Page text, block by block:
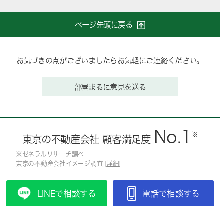
ページ先頭に戻る
お気づきの点がございましたらお気軽にご連絡ください。
部屋まるに意見を送る
東京の不動産会社 顧客満足度 No.1 ※
※ゼネラルリサーチ調べ
東京の不動産会社イメージ調査 [詳細]
LINEで相談する 電話で相談する